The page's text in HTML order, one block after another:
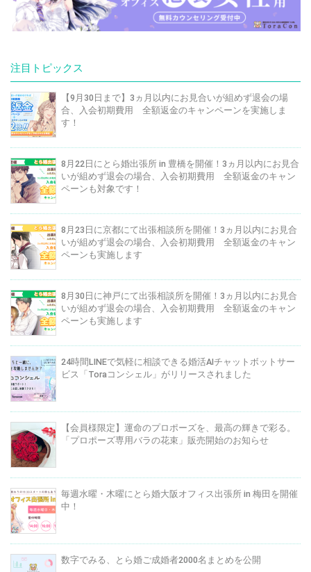
注目トピックス
【9月30日まで】3ヵ月以内にお見合いが組めず退会の場
合、入会初期費用 全額返金のキャンペーンを実施しま
す！
8月22日にとら婚出張所 in 豊橋を開催！3ヵ月以内にお見合
いが組めず退会の場合、入会初期費用 全額返金のキャン
ペーンも対象です！
8月23日に京都にて出張相談所を開催！3ヵ月以内にお見合
いが組めず退会の場合、入会初期費用 全額返金のキャン
ペーンも実施します
8月30日に神戸にて出張相談所を開催！3ヵ月以内にお見合
いが組めず退会の場合、入会初期費用 全額返金のキャン
ペーンも実施します
24時間LINEで気軽に相談できる婚活AIチャットボットサー
ビス「Toraコンシェル」がリリースされました
【会員様限定】運命のプロポーズを、最高の輝きで彩る。
「プロポーズ専用バラの花束」販売開始のお知らせ
毎週水曜・木曜にとら婚大阪オフィス出張所 in 梅田を開催
中！
数字でみる、とら婚ご成婚者2000名まとめを公開